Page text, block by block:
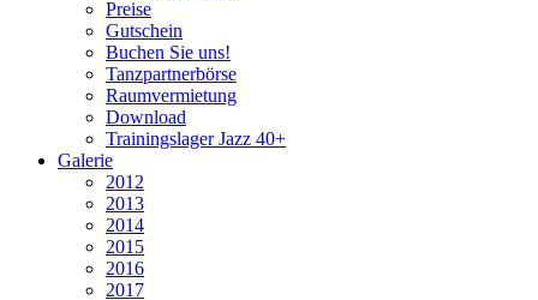
Preise
Gutschein
Buchen Sie uns!
Tanzpartnerbörse
Raumvermietung
Download
Trainingslager Jazz 40+
Galerie
2012
2013
2014
2015
2016
2017